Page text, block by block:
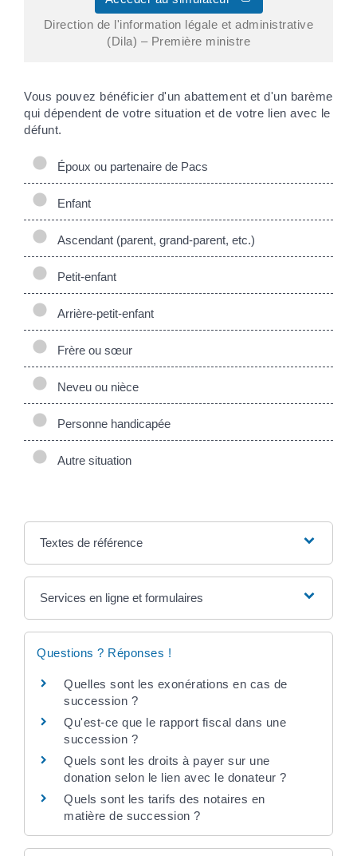
Direction de l'information légale et administrative
(Dila) – Première ministre
Vous pouvez bénéficier d'un abattement et d'un barème
qui dépendent de votre situation et de votre lien avec le
défunt.
Époux ou partenaire de Pacs
Enfant
Ascendant (parent, grand-parent, etc.)
Petit-enfant
Arrière-petit-enfant
Frère ou sœur
Neveu ou nièce
Personne handicapée
Autre situation
Textes de référence
Services en ligne et formulaires
Questions ? Réponses !
Quelles sont les exonérations en cas de
succession ?
Qu'est-ce que le rapport fiscal dans une
succession ?
Quels sont les droits à payer sur une
donation selon le lien avec le donateur ?
Quels sont les tarifs des notaires en
matière de succession ?